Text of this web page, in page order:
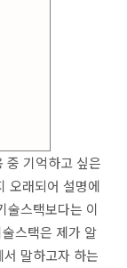
중 기억하고 싶은
오래되어 설명에
술스택보다는 이
스택은 제가 알
말하고자 하는